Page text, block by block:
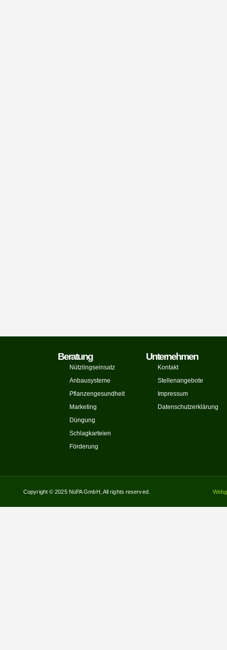
Beratung
Nützlingseinsatz
Anbausysteme
Pflanzengesundheit
Marketing
Düngung
Schlagkarteien
Förderung
Unternehmen
Kontakt
Stellenangebote
Impressum
Datenschutzerklärung
Copyright © 2025 NüPA GmbH, All rights reserved.